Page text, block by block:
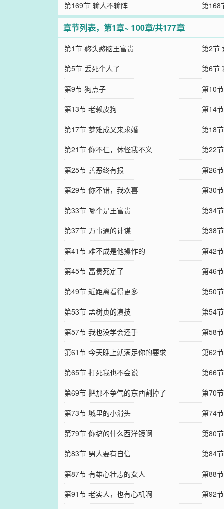
第169节 输人不输阵
第168
章节列表，第1章~ 100章/共177章
第1节 憨头憨脑王富贵 第2节
第5节 丢死个人了
第6节
第9节 狗点子
第10
第13节 老赖皮狗
第14
第17节 梦难成又来求婚
第18
第21节 你不仁，休怪我不义
第22
第25节 善恶终有报
第26
第29节 你不错，我欢喜
第30
第33节 哪个是王富贵
第34
第37节 万事通的计谋
第38
第41节 难不成是他操作的
第42
第45节 富贵死定了
第46
第49节 近距离看得更多
第50
第53节 孟树贞的演技
第54
第57节 我也没学会还手
第58
第61节 今天晚上就满足你的要求
第62
第65节 打死我也不会说
第66
第69节 把那不争气的东西割掉了
第70
第73节 城里的小滑头
第74
第79节 你搞的什么西洋镜啊
第80
第83节 男人要有自信
第84
第87节 有雄心壮志的女人
第88
第91节 老实人，也有心机啊
第92